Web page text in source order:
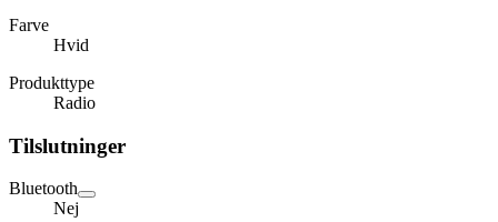
Farve
Hvid
Produkttype
Radio
Tilslutninger
Bluetooth
Nej